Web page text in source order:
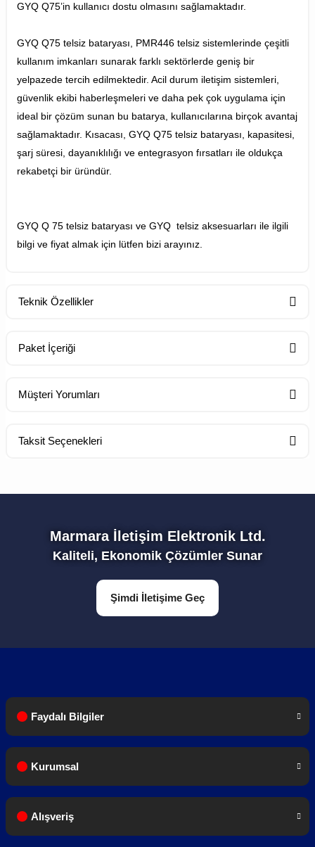
GYQ Q75’in kullanıcı dostu olmasını sağlamaktadır.
GYQ Q75 telsiz bataryası, PMR446 telsiz sistemlerinde çeşitli
kullanım imkanları sunarak farklı sektörlerde geniş bir
yelpazede tercih edilmektedir. Acil durum iletişim sistemleri,
güvenlik ekibi haberleşmeleri ve daha pek çok uygulama için
ideal bir çözüm sunan bu batarya, kullanıcılarına birçok avantaj
sağlamaktadır. Kısacası, GYQ Q75 telsiz bataryası, kapasitesi,
şarj süresi, dayanıklılığı ve entegrasyon fırsatları ile oldukça
rekabetçi bir üründür.
GYQ Q 75 telsiz bataryası ve GYQ telsiz aksesuarları ile ilgili
bilgi ve fiyat almak için lütfen bizi arayınız.
Teknik Özellikler
Çalışma voltajı 3,7 volt
Paket İçeriği
Standart Paket İçeriği
1 Adet Bel Klipsi
Müşteri Yorumları
Taksit Seçenekleri
Marmara İletişim Elektronik Ltd.
Kaliteli, Ekonomik Çözümler Sunar
Şimdi İletişime Geç
Faydalı Bilgiler
Kurumsal
Alışveriş